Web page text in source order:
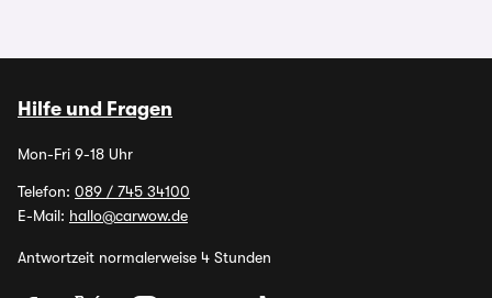
Hilfe und Fragen
Mon-Fri 9-18 Uhr
Telefon: 089 / 745 34100
E-Mail: hallo@carwow.de
Antwortzeit normalerweise 4 Stunden